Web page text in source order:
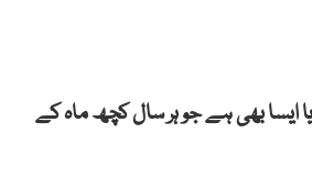
ایسا بھی ہے جو ہر سال کچھ ماہ کے